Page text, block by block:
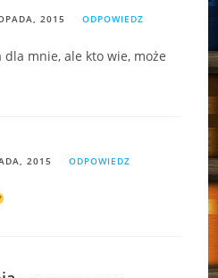
2015 ODPOWIEDZ
mnie, ale kto wie, może
2015 ODPOWIEDZ